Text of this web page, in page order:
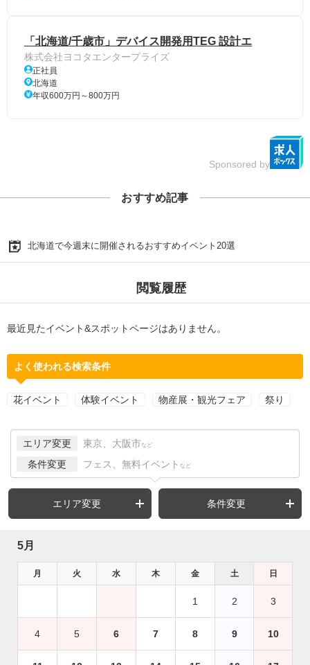
「北海道/千歳市」デバイス開発用TEG 設計エ
株式会社ヨコタエンタープライズ
正社員
北海道
年収600万円～800万円
Sponsored by
おすすめ記事
北海道で今週末に開催されるおすすめイベント20選
閲覧履歴
最近見たイベント&スポットページはありません。
よく使われる検索条件
花イベント 体験イベント 物産展・観光フェア 祭り
エリア変更 東京、大阪市 など
条件変更 フェス、無料イベント など
エリア変更 条件変更
5月
月 火 水 木 金 土 日
1 2 3
4 5 6 7 8 9 10